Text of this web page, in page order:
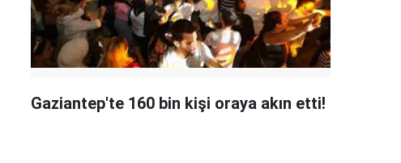
Gaziantep'te 160 bin kişi oraya akın etti!